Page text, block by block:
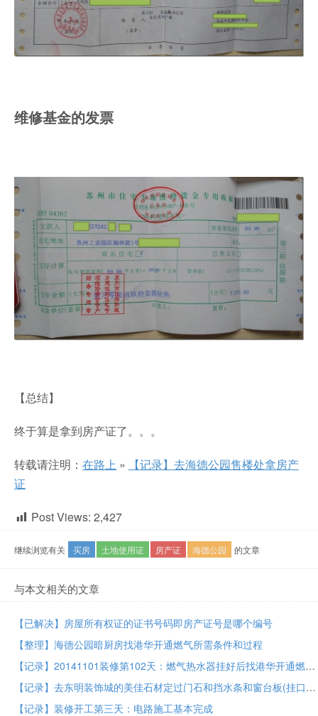
维修基金的发票
【总结】
终于算是拿到房产证了。。。
转载请注明： 在路上 »
【记录】去海德公园售楼处拿房产
证
Post Views: 2,427
继续浏览有关 买房 土地使用证 房产证 海德公园 的文章
与本文相关的文章
【已解决】房屋所有权证的证书号码即房产证号是哪个编号
【整理】海德公园暗厨房找港华开通燃气所需条件和过程
【记录】20141101装修第102天：燃气热水器挂好后找港华开通燃气但仍不给开通的过程
【记录】去东明装饰城的美佳石材定过门石和挡水条和窗台板(挂口石)
【记录】装修开工第三天：电路施工基本完成